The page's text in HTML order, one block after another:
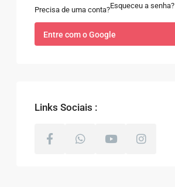
Precisa de uma conta?Esqueceu a senha?
Entre com o Google
Links Sociais :